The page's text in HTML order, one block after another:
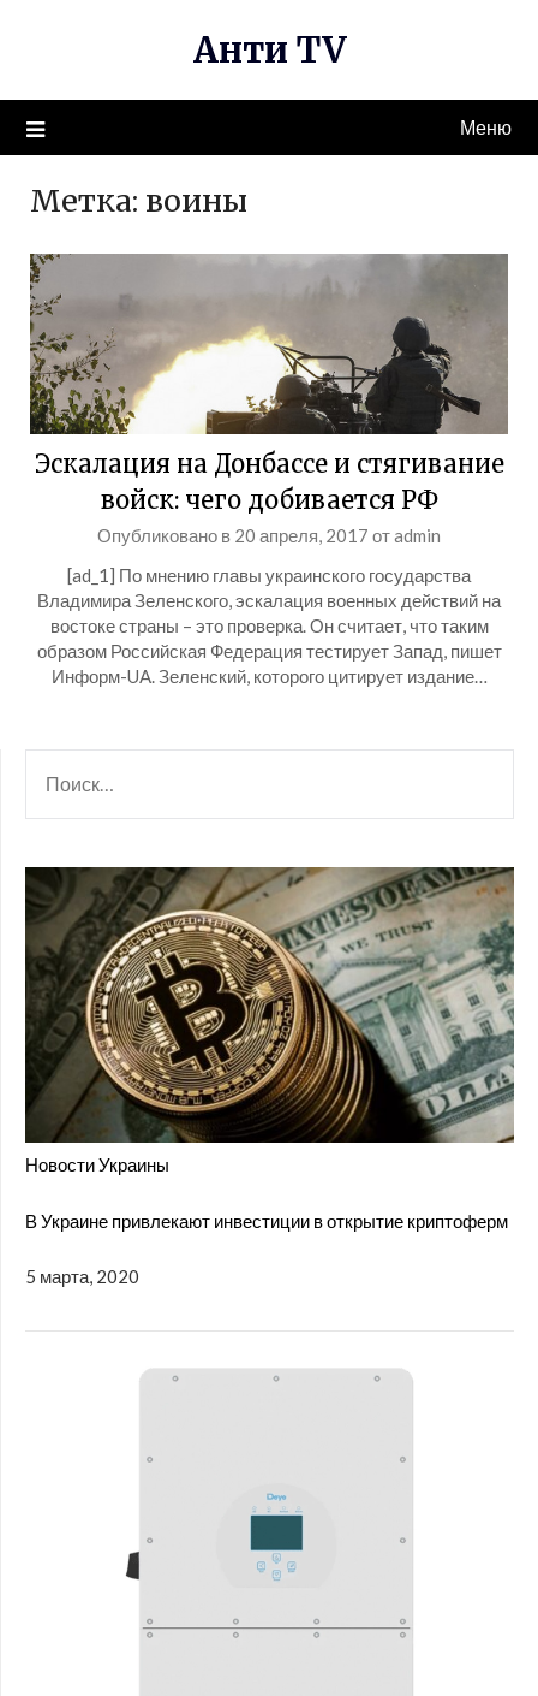
Анти TV
Меню
Метка: воины
Эскалация на Донбассе и стягивание
войск: чего добивается РФ
Опубликовано в 20 апреля, 2017 отadmin
[ad_1] По мнению главы украинского государства
Владимира Зеленского, эскалация военных действий на
востоке страны – это проверка. Он считает, что таким
образом Российская Федерация тестирует Запад, пишет
Информ-UA. Зеленский, которого цитирует издание…
Новости Украины
В Украине привлекают инвестиции в открытие криптоферм
5 марта, 2020